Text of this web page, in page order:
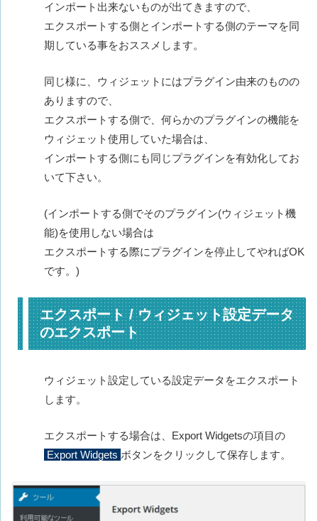
インポート出来ないものが出てきますので、
エクスポートする側とインポートする側のテーマを同
期している事をおススメします。
同じ様に、ウィジェットにはプラグイン由来のものの
ありますので、
エクスポートする側で、何らかのプラグインの機能を
ウィジェット使用していた場合は、
インポートする側にも同じプラグインを有効化してお
いて下さい。
(インポートする側でそのプラグイン(ウィジェット機
能)を使用しない場合は
エクスポートする際にプラグインを停止してやればOK
です。)
エクスポート / ウィジェット設定データ
のエクスポート
ウィジェット設定している設定データをエクスポート
します。
エクスポートする場合は、Export Widgetsの項目の
Export Widgets ボタンをクリックして保存します。